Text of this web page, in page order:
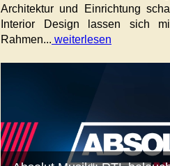
Architektur und Einrichtung
Interior Design lassen sich
Rahmen... weiterlesen